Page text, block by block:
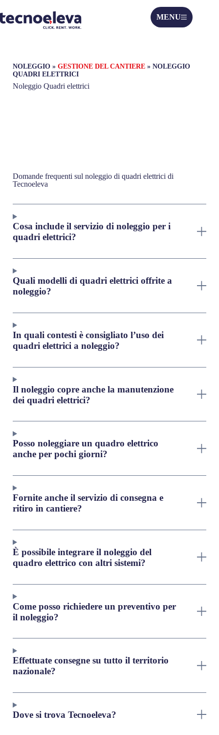
MENU
NOLEGGIO » GESTIONE DEL CANTIERE » NOLEGGIO
QUADRI ELETTRICI
Noleggio Quadri elettrici
Domande frequenti sul noleggio di quadri elettrici di
Tecnoeleva
Cosa include il servizio di noleggio per i
quadri elettrici?
Quali modelli di quadri elettrici offrite a
noleggio?
In quali contesti è consigliato l’uso dei
quadri elettrici a noleggio?
Il noleggio copre anche la manutenzione
dei quadri elettrici?
Posso noleggiare un quadro elettrico
anche per pochi giorni?
Fornite anche il servizio di consegna e
ritiro in cantiere?
È possibile integrare il noleggio del
quadro elettrico con altri sistemi?
Come posso richiedere un preventivo per
il noleggio?
Effettuate consegne su tutto il territorio
nazionale?
Dove si trova Tecnoeleva?